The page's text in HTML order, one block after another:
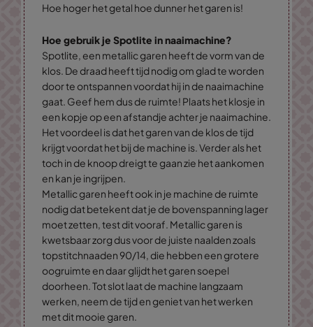
Hoe hoger het getal hoe dunner het garen is!
Hoe gebruik je Spotlite in naaimachine?
Spotlite, een metallic garen heeft de vorm van de
klos. De draad heeft tijd nodig om glad te worden
door te ontspannen voordat hij in de naaimachine
gaat. Geef hem dus de ruimte! Plaats het klosje in
een kopje op een afstandje achter je naaimachine.
Het voordeel is dat het garen van de klos de tijd
krijgt voordat het bij de machine is. Verder als het
toch in de knoop dreigt te gaan zie het aankomen
en kan je ingrijpen.
Metallic garen heeft ook in je machine de ruimte
nodig dat betekent dat je de bovenspanning lager
moet zetten, test dit vooraf. Metallic garen is
kwetsbaar zorg dus voor de juiste naalden zoals
topstitchnaaden 90/14, die hebben een grotere
oogruimte en daar glijdt het garen soepel
doorheen. Tot slot laat de machine langzaam
werken, neem de tijd en geniet van het werken
met dit mooie garen.